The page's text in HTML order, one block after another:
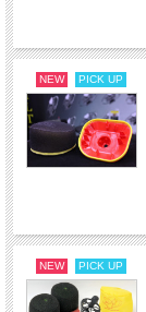
NEW PICK UP
NEW PICK UP